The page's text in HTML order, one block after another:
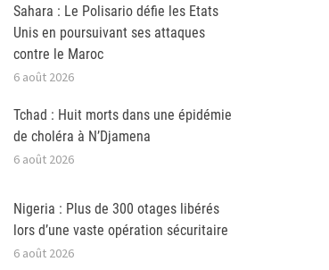
Sahara : Le Polisario défie les Etats
Unis en poursuivant ses attaques
contre le Maroc
6 août 2026
Tchad : Huit morts dans une épidémie
de choléra à N’Djamena
6 août 2026
Nigeria : Plus de 300 otages libérés
lors d’une vaste opération sécuritaire
6 août 2026